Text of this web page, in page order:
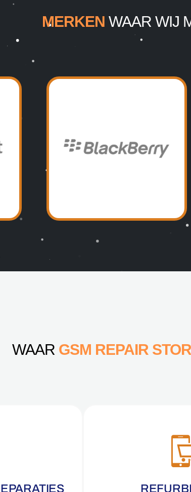
MERKEN WAAR WIJ
WAAR GSM REPAIR